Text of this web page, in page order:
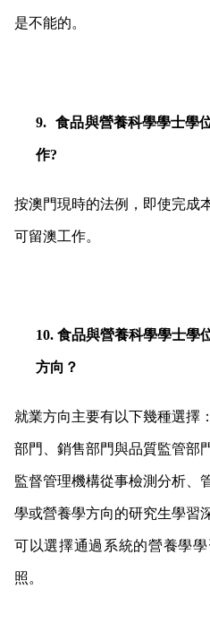
是不能的。
9. 食品與營養科學學士學
作?
按澳門現時的法例，即使完成
可留澳工作。
10. 食品與營養科學學士學
方向？
就業方向主要有以下幾種選擇
部門、銷售部門與品質監管部
監督管理機構從事檢測分析、
學或營養學方向的研究生學習
可以選擇通過系統的營養學
照。